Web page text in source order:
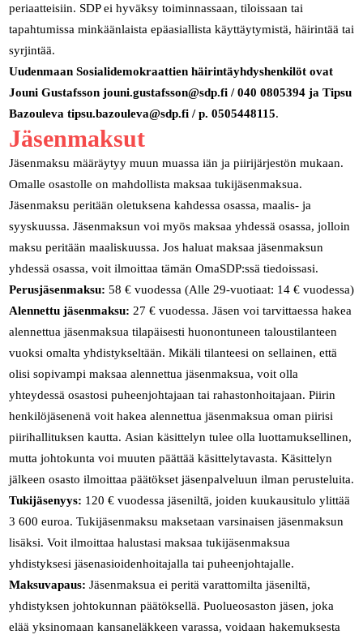
periaatteisiin. SDP ei hyväksy toiminnassaan, tiloissaan tai
tapahtumissa minkäänlaista epäasiallista käyttäytymistä, häirintää tai
syrjintää.
Uudenmaan Sosialidemokraattien häirintäyhdyshenkilöt ovat
Jouni Gustafsson jouni.gustafsson@sdp.fi / 040 0805394 ja Tipsu
Bazouleva tipsu.bazouleva@sdp.fi / p. 0505448115.
Jäsenmaksut
Jäsenmaksu määräytyy muun muassa iän ja piirijärjestön mukaan.
Omalle osastolle on mahdollista maksaa tukijäsenmaksua.
Jäsenmaksu peritään oletuksena kahdessa osassa, maalis- ja
syyskuussa. Jäsenmaksun voi myös maksaa yhdessä osassa, jolloin
maksu peritään maaliskuussa. Jos haluat maksaa jäsenmaksun
yhdessä osassa, voit ilmoittaa tämän OmaSDP:ssä tiedoissasi.
Perusjäsenmaksu: 58 € vuodessa (Alle 29-vuotiaat: 14 € vuodessa)
Alennettu jäsenmaksu: 27 € vuodessa. Jäsen voi tarvittaessa hakea
alennettua jäsenmaksua tilapäisesti huonontuneen taloustilanteen
vuoksi omalta yhdistykseltään. Mikäli tilanteesi on sellainen, että
olisi sopivampi maksaa alennettua jäsenmaksua, voit olla
yhteydessä osastosi puheenjohtajaan tai rahastonhoitajaan. Piirin
henkilöjäsenenä voit hakea alennettua jäsenmaksua oman piirisi
piirihallituksen kautta. Asian käsittelyn tulee olla luottamuksellinen,
mutta johtokunta voi muuten päättää käsittelytavasta. Käsittelyn
jälkeen osasto ilmoittaa päätökset jäsenpalveluun ilman perusteluita.
Tukijäsenyys: 120 € vuodessa jäseniltä, joiden kuukausitulo ylittää
3 600 euroa. Tukijäsenmaksu maksetaan varsinaisen jäsenmaksun
lisäksi. Voit ilmoittaa halustasi maksaa tukijäsenmaksua
yhdistyksesi jäsenasioidenhoitajalla tai puheenjohtajalle.
Maksuvapaus: Jäsenmaksua ei peritä varattomilta jäseniltä,
yhdistyksen johtokunnan päätöksellä. Puolueosaston jäsen, joka
elää yksinomaan kansaneläkkeen varassa, voidaan hakemuksesta